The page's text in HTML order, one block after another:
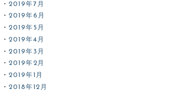
2019年7月
2019年6月
2019年5月
2019年4月
2019年3月
2019年2月
2019年1月
2018年12月